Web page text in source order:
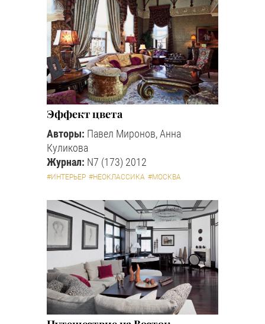
Эффект цвета
Авторы: Павел Миронов, Анна
Куликова
Журнал: N7 (173) 2012
#ИНТЕРЬЕР #НЕОКЛАССИКА #МОСКВА